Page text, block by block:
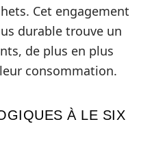
Cet engagement
durable trouve un
de plus en plus
consommation.
À LE SIX